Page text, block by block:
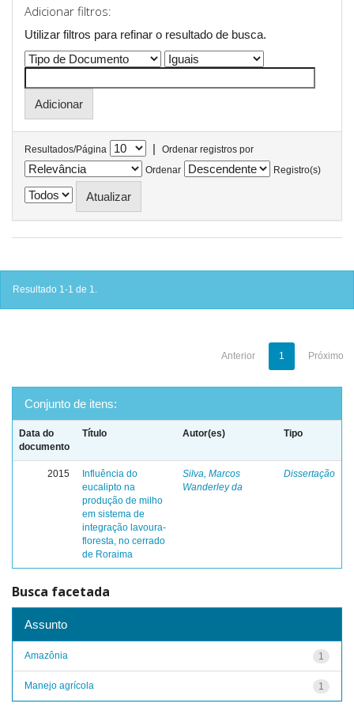
Adicionar filtros:
Utilizar filtros para refinar o resultado de busca.
Resultados/Página |
Ordenar registros por
Ordenar
Registro(s)
Resultado 1-1 de 1.
Anterior 1 Próximo
Conjunto de itens:
Data do
documento
Título Autor(es) Tipo
2015
Influência do
eucalipto na
produção de milho
em sistema de
integração lavoura-
floresta, no cerrado
de Roraima
Silva, Marcos
Wanderley da
Dissertação
Busca facetada
Assunto
1
Amazônia
1
Manejo agrícola